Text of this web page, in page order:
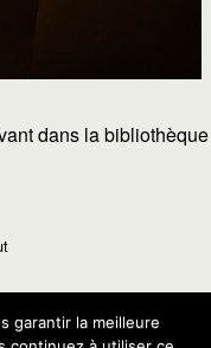
dans la bibliothèque
garantir la meilleure